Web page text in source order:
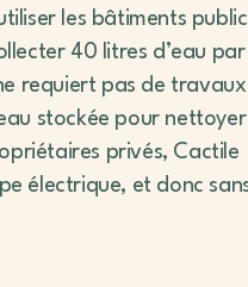
les bâtiments
40 litres d’eau par
requiert pas de
stockée pour nettoyer
privés, Cactile
électrique, et donc